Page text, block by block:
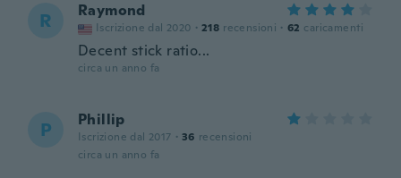
R Raymond
Iscrizione dal 2020 · 218 recensioni · 62 caricamenti
Decent stick ratio...
circa un anno fa
P Phillip
Iscrizione dal 2017 · 36 recensioni
circa un anno fa